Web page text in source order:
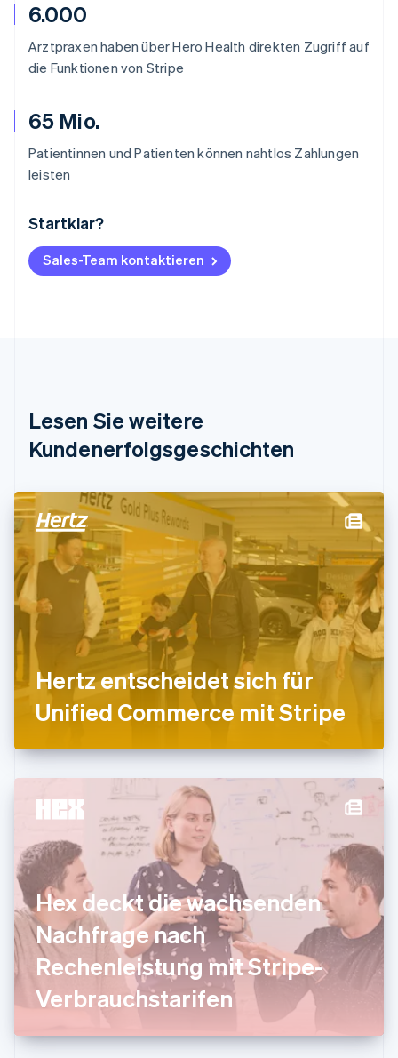
6.000
Arztpraxen haben über Hero Health direkten Zugriff auf
die Funktionen von Stripe
65 Mio.
Patientinnen und Patienten können nahtlos Zahlungen
leisten
Startklar?
Sales-Team kontaktieren
Lesen Sie weitere
Kundenerfolgsgeschichten
Hertz entscheidet sich für
Unified Commerce mit Stripe
Hex deckt die wachsenden
Nachfrage nach
Rechenleistung mit Stripe-
Verbrauchstarifen
Australien
Belgien
NederlandsFrançaisDeutschEnglish
DeutschEnglish
English
简体中文English
Finnland
English Svenska
Frankreich
FrançaisEnglish
Gibraltar
English
Griechenland
English
Indien
English
Irland
English
Japan
日本語English
Kanada
English Français
Kroatien
English Italiano
Lettland
English
Liechtenstein
Deutsch English
Litauen
English
Luxemburg
Français DeutschEnglish
Malaysia
Malta